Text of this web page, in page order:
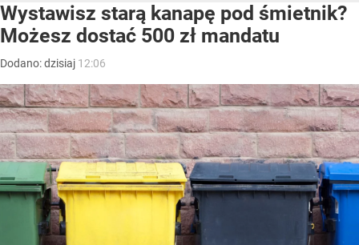
Wystawisz starą kanapę pod śmietnik?
Możesz dostać 500 zł mandatu
Dodano:dzisiaj 12:06